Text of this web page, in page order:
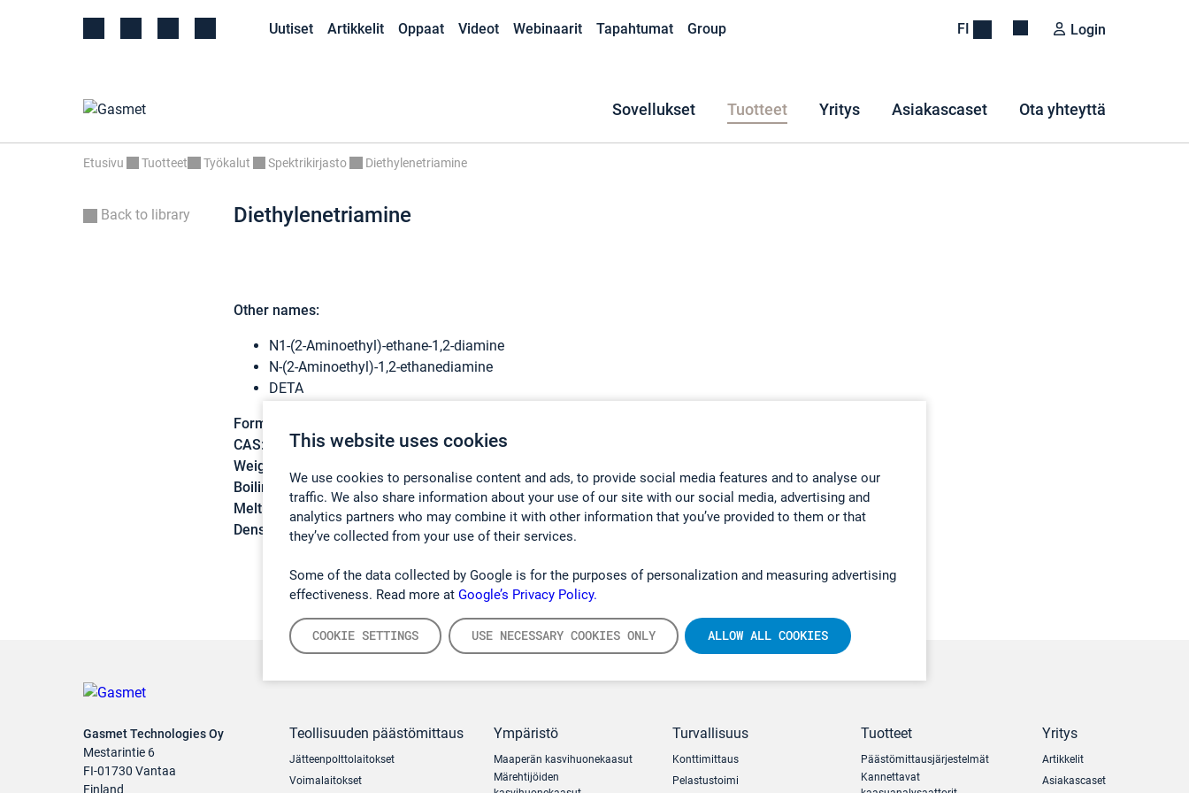
This website uses cookies
We use cookies to personalise content and ads, to provide social media features and to analyse our
traffic. We also share information about your use of our site with our social media, advertising and
analytics partners who may combine it with other information that you’ve provided to them or that
they’ve collected from your use of their services.
Some of the data collected by Google is for the purposes of personalization and measuring advertising
effectiveness. Read more at Google’s Privacy Policy.
COOKIE SETTINGS USE NECESSARY COOKIES ONLY ALLOW ALL COOKIES
Uutiset Artikkelit Oppaat Videot Webinaarit Tapahtumat Group FI Login
Sovellukset Tuotteet Yritys Asiakascaset Ota yhteyttä
Etusivu Tuotteet Työkalut Spektrikirjasto Diethylenetriamine
Back to library Diethylenetriamine
Other names:
N1-(2-Aminoethyl)-ethane-1,2-diamine
N-(2-Aminoethyl)-1,2-ethanediamine
DETA
Formula:
CAS:
111-40-0
Weight:
Boiling point:207 °C
Melting point: -35 °C
Density:
0,778 g/cm3
Gasmet Technologies Oy
Mestarintie 6
FI-01730 Vantaa
Teollisuuden päästömittaus
Jätteenpolttolaitokset
Voimalaitokset
Ympäristö
Maaperän kasvihuonekaasut
Märehtijöiden
Turvallisuus
Konttimittaus
Pelastustoimi
Tuotteet
Päästömittausjärjestelmät
Kannettavat
Yritys
Artikkelit
Asiakascaset